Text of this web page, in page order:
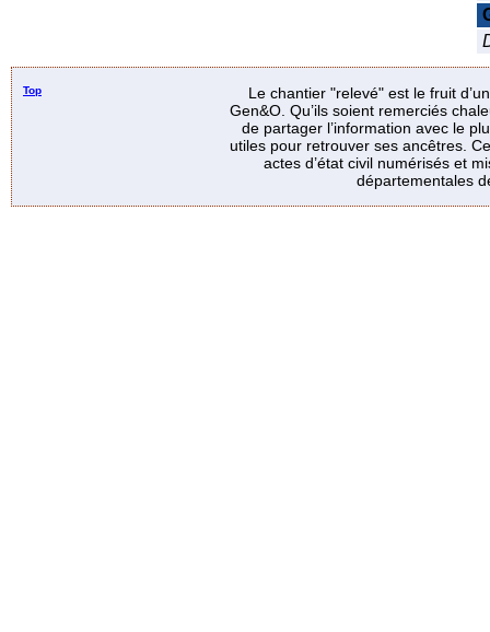
Top
Le chantier "relevé" est le fruit
Gen&O. Qu’ils soient remerciés
de partager l’information avec le
utiles pour retrouver ses ancêtres.
actes d’état civil numérisés et
départementales